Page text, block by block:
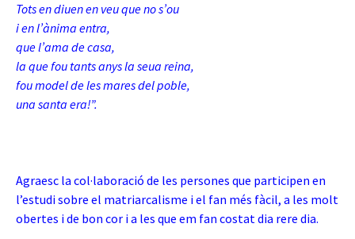
Tots en diuen en veu que no s’ou
i en l’ànima entra,
que l’ama de casa,
la que fou tants anys la seua reina,
fou model de les mares del poble,
una santa era!”.
Agraesc la col·laboració de les persones que participen en
l’estudi sobre el matriarcalisme i el fan més fàcil, a les molt
obertes i de bon cor i a les que em fan costat dia rere dia.